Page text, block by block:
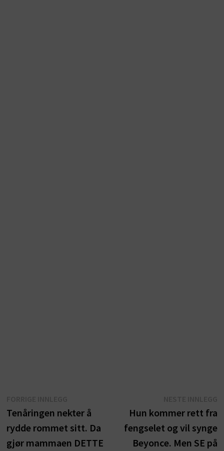
innlegg:
Tenåringen nekter å
rydde rommet sitt. Da
gjør mammaen DETTE
Hun kommer rett fra
fengselet og vil synge
Beyonce. Men SE på